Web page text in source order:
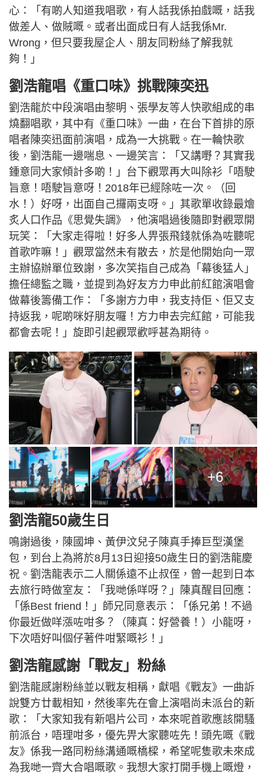
心：「有啲人知道我唱歌，有人話我係拍戲嘅，話我
做差人、做賊嘅。或者出面成日有人話我係Mr.
Wrong，但只要我屋企人、朋友同粉絲了解我就
夠！」
劉浩龍唱《重口味》挑戰陳奕迅
劉浩龍於中段演唱由黎明、張學友等人快歌組成的串
燒翻唱歌，其中有《重口味》一曲，在台下首排的原
唱者陳奕迅面前演唱，成為一大挑戰。在一輪快歌
後，劉浩龍一邊喘息、一邊笑言：「又講嘢？其實我
鍾意同大家傾計多啲！」台下觀眾再大叫除衫「唔駛
旨意！唔駛旨意呀！2018年已經除咗一次。（回
水！）好呀，出面自己攞兩支呀。」其歌單收錄最燴
炙人口作品《思覺失調》，他演唱過後隨即對觀眾開
玩笑：「大家走得啦！好多人畀張飛錢就係為咗聽呢
首歌咋嘛！」觀眾當然未有散去，於是他開始向一眾
主辦協辦單位致謝，多次笑指自己成為「幕後猛人」
擔任總監之職，並提到為好友方力申此前紅館演唱會
做幕後籌備工作：「多謝方力申，我支持佢、佢又支
持返我，呢啲咪好朋友囉！方力申去完紅館，可能我
都會去呢！」旋即引起觀眾歡呼甚為期待。
+6
劉浩龍50歲生日
鳴謝過後，陳國坤、黃伊汶兒子陳真手捧巨型漢堡
包，到台上為將於8月13日迎接50歲生日的劉浩龍慶
祝。劉浩龍表示二人關係遠不止叔侄，曾一起到日本
去旅行時做室友：「我哋係咩呀？」陳真醒目回應：
「係Best friend！」師兄同意表示：「係兄弟！不過
你最近做咩漲咗咁多？（陳真：好營養！）小龍呀，
下次唔好叫個仔著件咁緊嘅衫！」
劉浩龍感謝「戰友」粉絲
劉浩龍感謝粉絲並以戰友相稱，獻唱《戰友》一曲訴
說雙方廿載相知，然後率先在會上演唱尚未派台的新
歌：「大家知我有新唱片公司，本來呢首歌應該開騷
前派台，唔理咁多，優先畀大家聽咗先！頭先嘅《戰
友》係我一路同粉絲溝通嘅橋樑，希望呢隻歌未來成
為我哋一齊大合唱嘅歌。我想大家打開手機上嘅燈，